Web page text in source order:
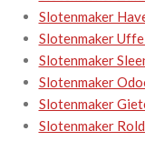
Slotenmaker
Slotenmaker
Slotenmaker
Slotenmaker
Slotenmaker
Slotenmaker